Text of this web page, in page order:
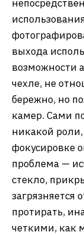
выхода
возможности
чехле, не
бережно, но
камер. Сами
никакой
фокусировке
проблема —
стекло,
загрязняется
протирать,
четкими, как